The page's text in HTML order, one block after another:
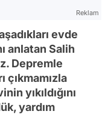
Reklam
evde
anlatan Salih
Depremle
çıkmamızla
yıkıldığını
yardım